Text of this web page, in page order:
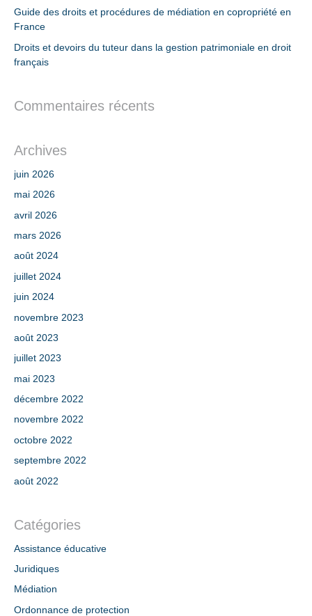
Guide des droits et procédures de médiation en copropriété en
France
Droits et devoirs du tuteur dans la gestion patrimoniale en droit
français
Commentaires récents
Archives
juin 2026
mai 2026
avril 2026
mars 2026
août 2024
juillet 2024
juin 2024
novembre 2023
août 2023
juillet 2023
mai 2023
décembre 2022
novembre 2022
octobre 2022
septembre 2022
août 2022
Catégories
Assistance éducative
Juridiques
Médiation
Ordonnance de protection